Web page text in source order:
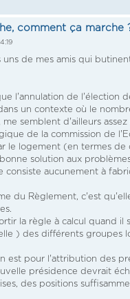
comment ça marche
de mes amis qui
l'annulation de l'élection
un contexte où le
semblent d'ailleurs assez
de la commission de
le logement (en termes
solution aux
consiste aucunement à
du Règlement, c'est
la règle à calcul quand
) des différents groupes
est pour l'attribution des
présidence devrait
des positions